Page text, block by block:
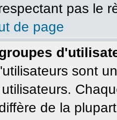
pas le
de page
sont
de la